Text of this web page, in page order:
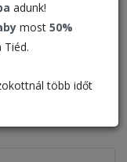
adunk!
most 50%
Tiéd.
több időt